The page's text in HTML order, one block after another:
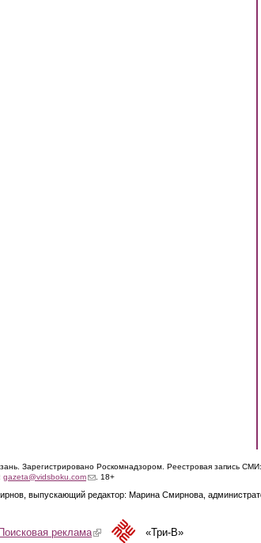
Зарегистрировано Роскомнадзором. Реестровая запись
gazeta@vidsboku.com(link sends e-mail)
. 18+
выпускающий редактор: Марина Смирнова,
Поисковая реклама(link is external)«Три-В»